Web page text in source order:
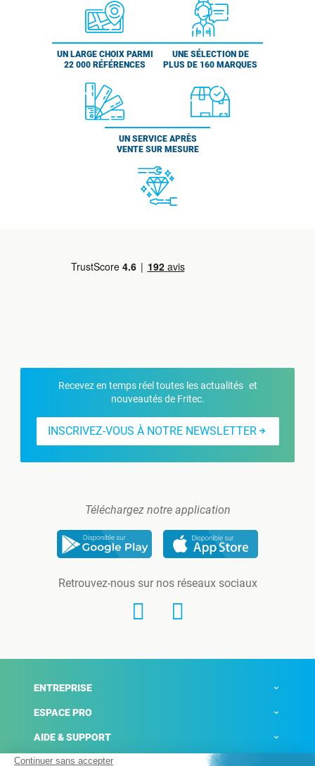
UN LARGE CHOIX PARMI
22 000 RÉFÉRENCES
UNE SÉLECTION DE
PLUS DE 160 MARQUES
UN SERVICE APRÈS
VENTE SUR MESURE
Recevez en temps réel toutes les actualités et
nouveautés de Fritec.
INSCRIVEZ-VOUS À NOTRE NEWSLETTER
Téléchargez notre application
Retrouvez-nous sur nos réseaux sociaux
ENTREPRISE
ESPACE PRO
AIDE & SUPPORT
ACTUALITÉS